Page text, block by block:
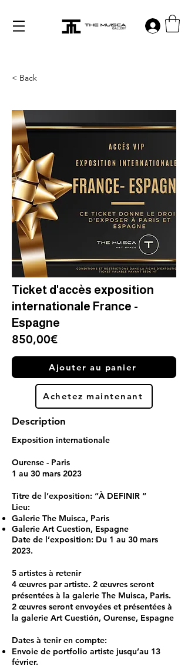
Log in
< Back
Ticket d'accès exposition
internationale France -
Espagne
850,00€
Ajouter au panier
Achetez maintenant
Description
Exposition internationale
Ourense - Paris
1 au 30 mars 2023
Titre de l’exposition: “À DEFINIR “
Lieu:
Galerie The Muisca, Paris
Galerie Art Cuestion, Espagne
Date de l’exposition: Du 1 au 30 mars
2023.
5 artistes à retenir
4 œuvres par artiste. 2 œuvres seront
présentées à la galerie The Muisca, Paris.
2 œuvres seront envoyées et présentées à
la galerie Art Cuestión, Ourense, Espagne
Dates à tenir en compte:
Envoie de portfolio artiste jusqu’au 13
février.